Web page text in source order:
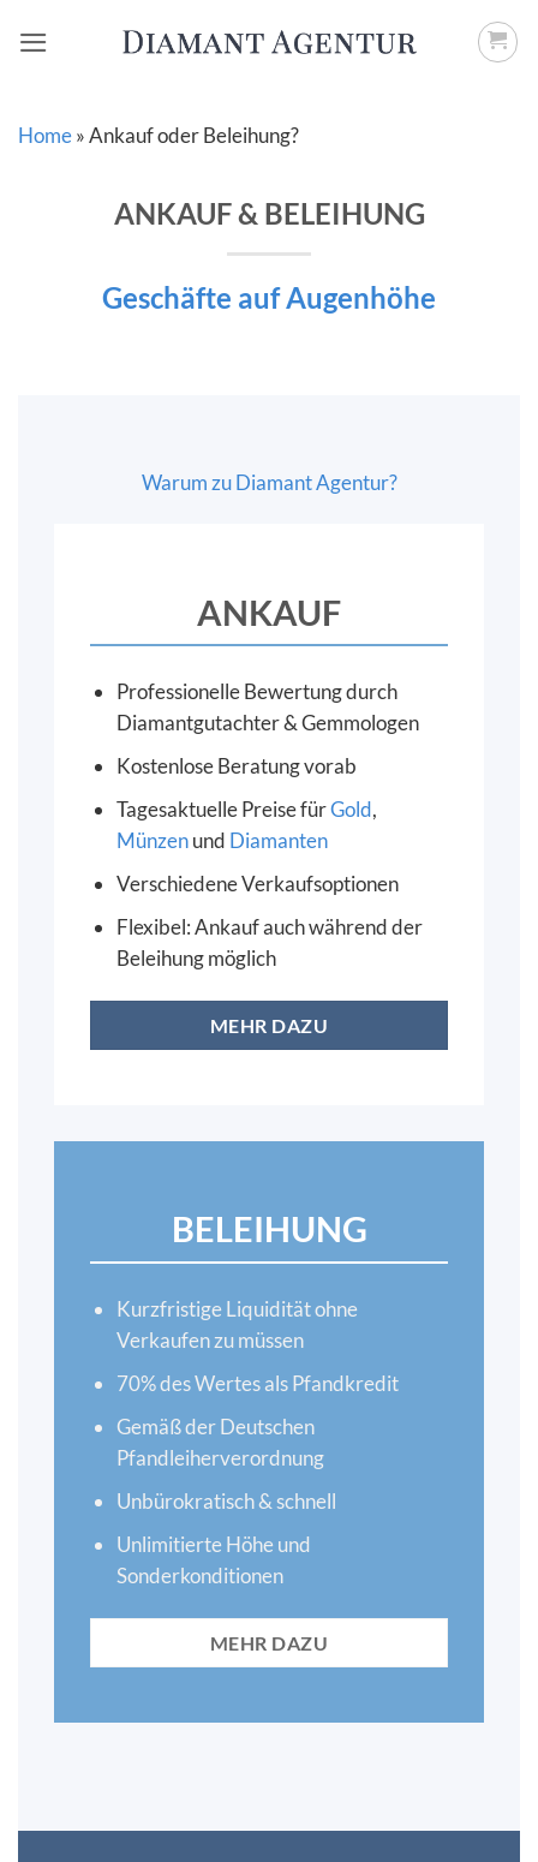
Inhalt
Home»Ankauf oder Beleihung?
ANKAUF & BELEIHUNG
Geschäfte auf Augenhöhe
Warum zu Diamant Agentur?
ANKAUF
Professionelle Bewertung durch
Diamantgutachter & Gemmologen
Kostenlose Beratung vorab
Tagesaktuelle Preise fürGold,
Münzenund Diamanten
Verschiedene Verkaufsoptionen
Flexibel: Ankauf auch während der
Beleihung möglich
MEHR DAZU
BELEIHUNG
Kurzfristige Liquidität ohne
Verkaufen zu müssen
70% des Wertes als Pfandkredit
Gemäß der Deutschen
Pfandleiherverordnung
Unbürokratisch & schnell
Unlimitierte Höhe und
Sonderkonditionen
MEHR DAZU